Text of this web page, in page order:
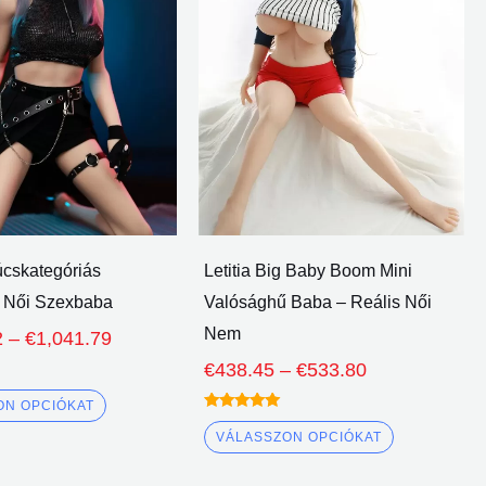
Szexbaba
– €1,041.79
OPCIÓKAT
van.
A
lehetőségeket
a
termékoldalon
lehet
Letitia Big Baby Boom Mini
Valósághű Baba – Reális Női
Nem
€438.45 – €533.80
Névleges
5.00
ki 5
VÁLASSZON OPCIÓKAT
a
lehet
választani